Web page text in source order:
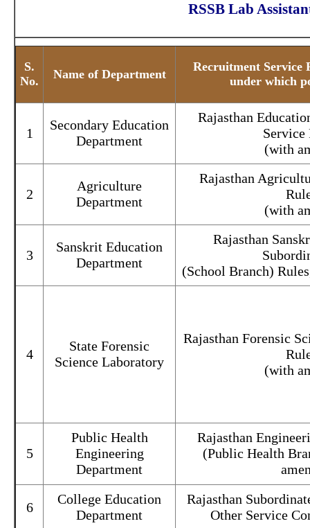
RSSB Lab
S.
No.
Name of Department
Recruitment Service
under which
1
Secondary Education
Department
Rajasthan
Service
(with
2
Agriculture
Department
Rajasthan
(with
3
Sanskrit Education
Department
Rajasthan
(School Branch)
4
State Forensic
Science Laboratory
Rajasthan Forensic
(with
5
Public Health
Engineering
Department
Rajasthan
(Public Health
6
College Education
Department
Rajasthan
Other Service